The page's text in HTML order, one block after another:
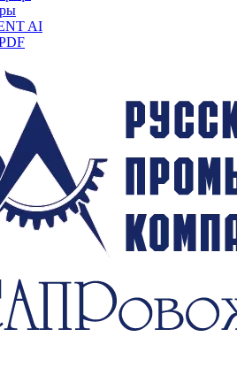
AI